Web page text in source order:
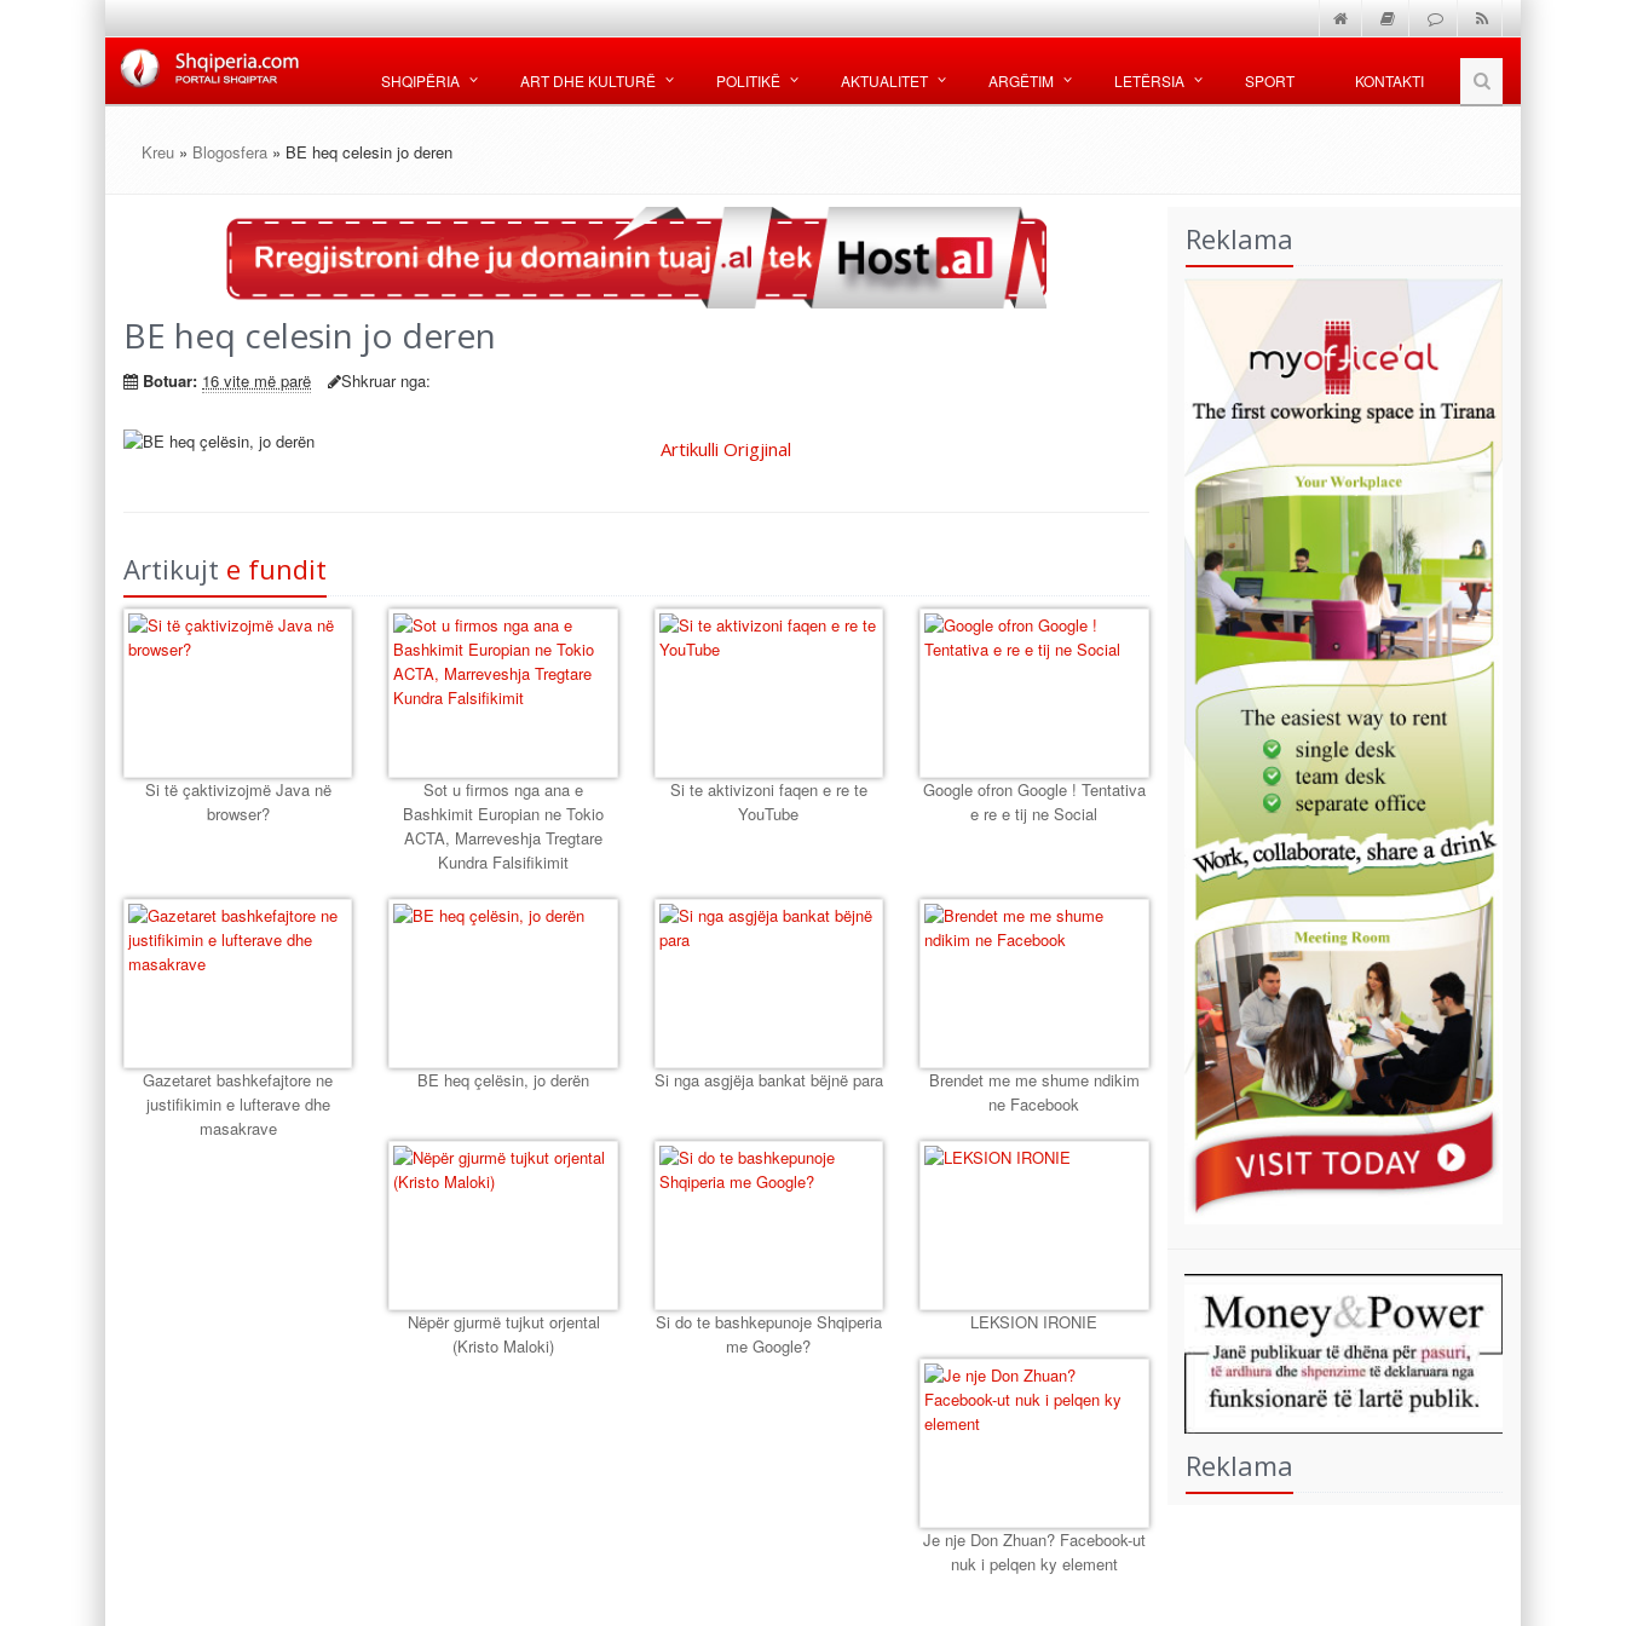
SHQIPËRIA ART DHE KULTURË POLITIKË AKTUALITET ARGËTIM LETËRSIA SPORT KONTAKTI
Kreu » Blogosfera » BE heq celesin jo deren
BE heq celesin jo deren
Botuar: 16 vite më parë Shkruar nga:
Artikulli Origjinal
Artikujt e fundit
Si të çaktivizojmë Java në
browser?
Sot u firmos nga ana e
Bashkimit Europian ne Tokio
ACTA, Marreveshja Tregtare
Kundra Falsifikimit
Si te aktivizoni faqen e re te
YouTube
Google ofron Google ! Tentativa
e re e tij ne Social
Gazetaret bashkefajtore ne
justifikimin e lufterave dhe
masakrave
BE heq çelësin, jo derën Si nga asgjëja bankat bëjnë para
Brendet me me shume ndikim
ne Facebook
Nëpër gjurmë tujkut orjental
(Kristo Maloki)
Si do te bashkepunoje Shqiperia
me Google?
LEKSION IRONIE
Je nje Don Zhuan? Facebook-ut
nuk i pelqen ky element
Reklama
Reklama